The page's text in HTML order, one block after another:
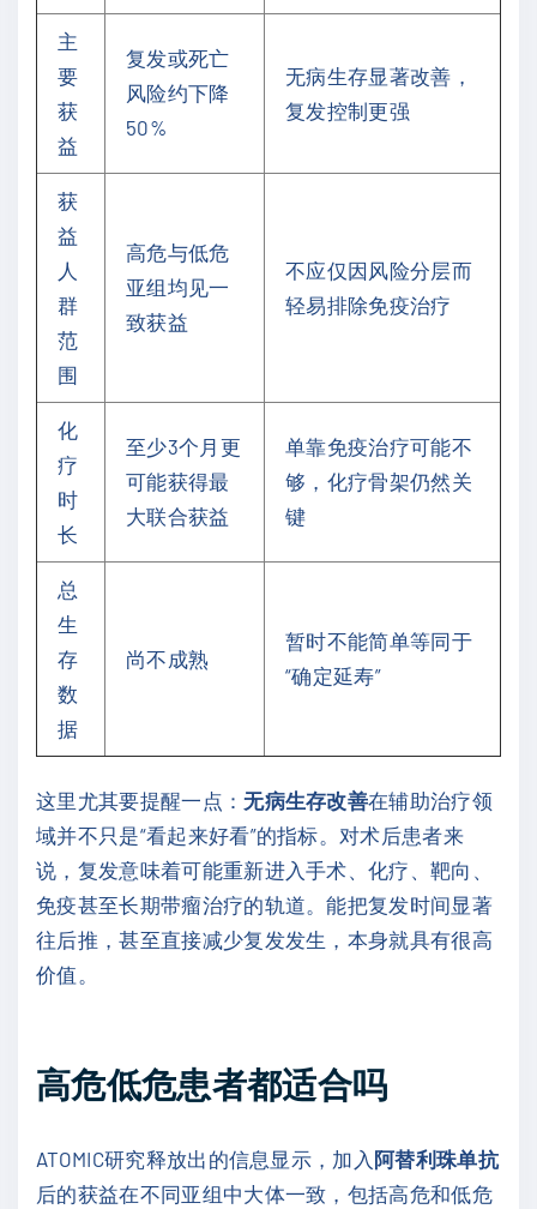
主
要
获
益
复发或死亡
风险约下降
50%
无病生存显著改善，
复发控制更强
获
益
人
群
范
围
高危与低危
亚组均见一
致获益
不应仅因风险分层而
轻易排除免疫治疗
化
疗
时
长
至少3个月更
可能获得最
大联合获益
单靠免疫治疗可能不
够，化疗骨架仍然关
键
总
生
存
数
据
尚不成熟
暂时不能简单等同于
“确定延寿”
这里尤其要提醒一点：无病生存改善在辅助治疗领
域并不只是“看起来好看”的指标。对术后患者来
说，复发意味着可能重新进入手术、化疗、靶向、
免疫甚至长期带瘤治疗的轨道。能把复发时间显著
往后推，甚至直接减少复发发生，本身就具有很高
价值。
高危低危患者都适合吗
ATOMIC研究释放出的信息显示，加入 阿替利珠单抗
后的获益在不同亚组中大体一致，包括高危和低危